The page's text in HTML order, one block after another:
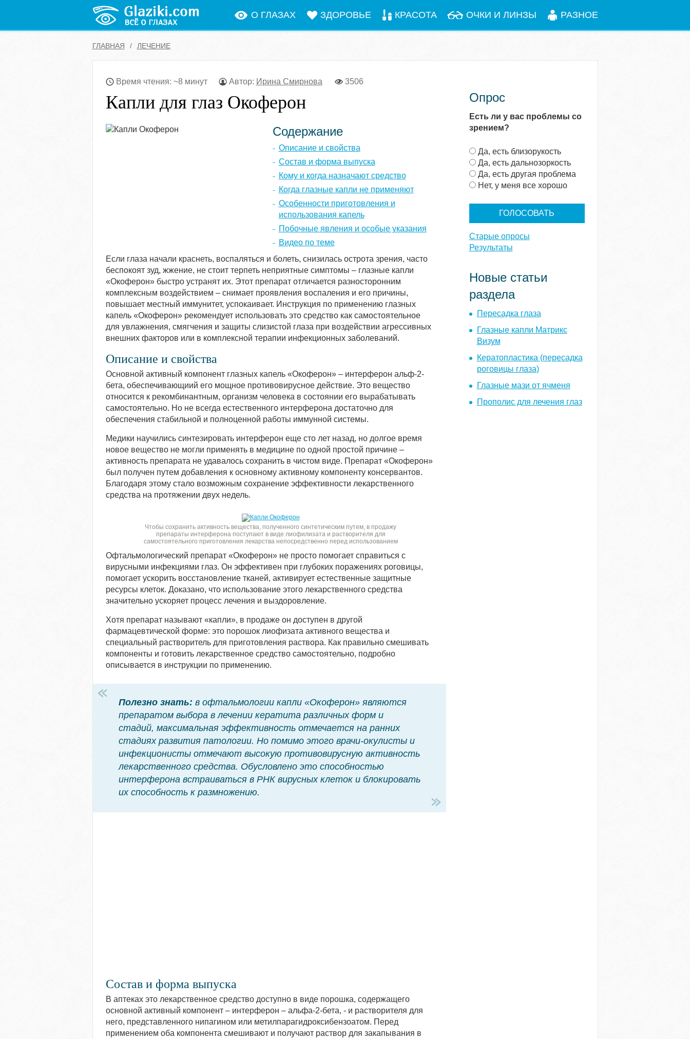
О ГЛАЗАХ ЗДОРОВЬЕ КРАСОТА ОЧКИ И ЛИНЗЫ РАЗНОЕ
ГЛАВНАЯ ЛЕЧЕНИЕ
Время чтения: ~8 минут Автор: Ирина Смирнова 3506
Капли для глаз Окоферон
Содержание
Описание и свойства
Состав и форма выпуска
Кому и когда назначают средство
Когда глазные капли не применяют
Особенности приготовления и
использования капель
Побочные явления и особые указания
Видео по теме
Если глаза начали краснеть, воспаляться и болеть, снизилась острота зрения, часто
беспокоят зуд, жжение, не стоит терпеть неприятные симптомы – глазные капли
«Окоферон» быстро устранят их. Этот препарат отличается разносторонним
комплексным воздействием – снимает проявления воспаления и его причины,
повышает местный иммунитет, успокаивает. Инструкция по применению глазных
капель «Окоферон» рекомендует использовать это средство как самостоятельное
для увлажнения, смягчения и защиты слизистой глаза при воздействии агрессивных
внешних факторов или в комплексной терапии инфекционных заболеваний.
Описание и свойства
Основной активный компонент глазных капель «Окоферон» – интерферон альф-2-
бета, обеспечивающиий его мощное противовирусное действие. Это вещество
относится к рекомбинантным, организм человека в состоянии его вырабатывать
самостоятельно. Но не всегда естественного интерферона достаточно для
обеспечения стабильной и полноценной работы иммунной системы.
Медики научились синтезировать интерферон еще сто лет назад, но долгое время
новое вещество не могли применять в медицине по одной простой причине –
активность препарата не удавалось сохранить в чистом виде. Препарат «Окоферон»
был получен путем добавления к основному активному компоненту консервантов.
Благодаря этому стало возможным сохранение эффективности лекарственного
средства на протяжении двух недель.
Чтобы сохранить активность вещества, полученного синтетическим путем, в продажу
препараты интерферона поступают в виде лиофилизата и растворителя для
самостоятельного приготовления лекарства непосредственно перед использованием
Офтальмологический препарат «Окоферон» не просто помогает справиться с
вирусными инфекциями глаз. Он эффективен при глубоких поражениях роговицы,
помогает ускорить восстановление тканей, активирует естественные защитные
ресурсы клеток. Доказано, что использование этого лекарственного средства
значительно ускоряет процесс лечения и выздоровление.
Хотя препарат называют «капли», в продаже он доступен в другой
фармацевтической форме: это порошок лиофизата активного вещества и
специальный растворитель для приготовления раствора. Как правильно смешивать
компоненты и готовить лекарственное средство самостоятельно, подробно
описывается в инструкции по применению.
Полезно знать: в офтальмологии капли «Окоферон» являются
препаратом выбора в лечении кератита различных форм и
стадий, максимальная эффективность отмечается на ранних
стадиях развития патологии. Но помимо этого врачи-окулисты и
инфекционисты отмечают высокую противовирусную активность
лекарственного средства. Обусловлено это способностью
интерферона встраиваться в РНК вирусных клеток и блокировать
их способность к размножению.
Состав и форма выпуска
В аптеках это лекарственное средство доступно в виде порошка, содержащего
основной активный компонент – интерферон – альфа-2-бета, - и растворителя для
него, представленного нипагином или метилпарагидроксибензоатом. Перед
применением оба компонента смешивают и получают раствор для закапывания в
Опрос
Есть ли у вас проблемы со
зрением?
В
а
р
и
Да, есть близорукость
Да, есть дальнозоркость
Да, есть другая проблема
Нет, у меня все хорошо
Старые опросы
Результаты
Новые статьи
раздела
Пересадка глаза
Глазные капли Матрикс
Визум
Кератопластика (пересадка
роговицы глаза)
Глазные мази от ячменя
Прополис для лечения глаз